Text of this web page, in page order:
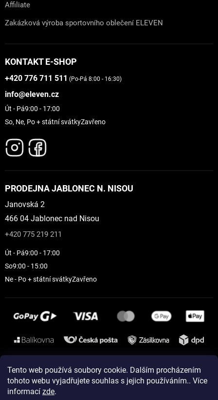
Tento web používá soubory cookie. Dalším procházením
tohoto webu vyjadřujete souhlas s jejich používáním.. Více
informací zde.
Affiliate
Zakázková výroba sportovního oblečení ELEVEN
KONTAKT E-SHOP
+420 776 711 511 (Po-Pá 8:00 - 16:30)
info@eleven.cz
Út - Pá9:00 - 17:00
So, Ne, Po + státní svátkyZavřeno
PRODEJNA JABLONEC N. NISOU
Janovská 2
466 04 Jablonec nad Nisou
+420 775 219 211
Út - Pá9:00 - 17:00
So9:00 - 15:00
Ne - Po + státní svátkyZavřeno
Instagram